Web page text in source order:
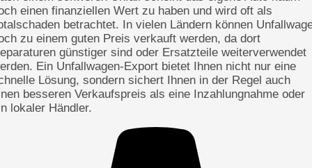
einen finanziellen Wert zu haben und wird oft als
betrachtet. In vielen Ländern können
zu einem guten Preis verkauft werden, da dort
günstiger sind oder Ersatzteile weiterverwendet
Ein Unfallwagen-Export bietet Ihnen nicht nur eine
Lösung, sondern sichert Ihnen in der Regel auch
besseren Verkaufspreis als eine Inzahlungnahme oder
lokaler Händler.